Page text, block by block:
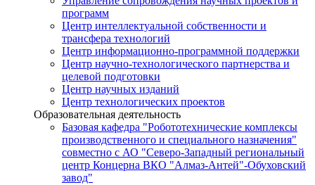
программ
Центр интеллектуальной собственности и
трансфера технологий
Центр информационно-программной поддержки
Центр научно-технологического партнерства и
целевой подготовки
Центр научных изданий
Центр технологических проектов
Образовательная деятельность
Базовая кафедра "Робототехнические комплексы
производственного и специального назначения"
совместно с АО "Северо-Западный региональный
центр Концерна ВКО "Алмаз-Антей"-Обуховский
завод"